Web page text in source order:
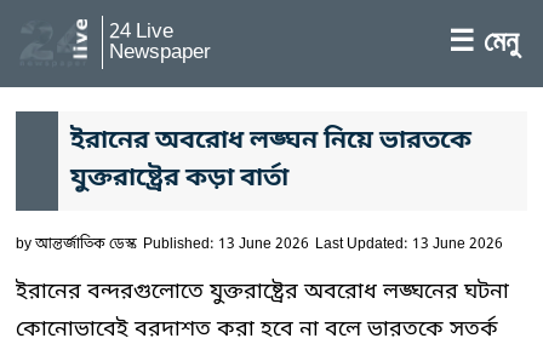
24 Live
Newspaper ☰ মেনু
ইরানের অবরোধ লঙ্ঘন নিয়ে ভারতকে
যুক্তরাষ্ট্রের কড়া বার্তা
byআন্তর্জাতিক ডেস্ক Published: 13 June 2026 Last Updated: 13 June 2026
ইরানের বন্দরগুলোতে যুক্তরাষ্ট্রের অবরোধ লঙ্ঘনের ঘটনা
কোনোভাবেই বরদাশত করা হবে না বলে ভারতকে সতর্ক